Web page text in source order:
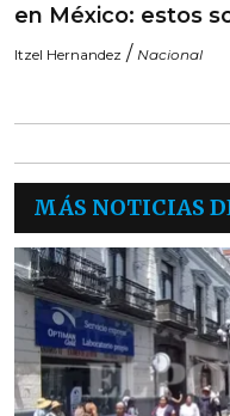
en México: estos
Itzel Hernandez / Nacional
MÁS NOTICIAS